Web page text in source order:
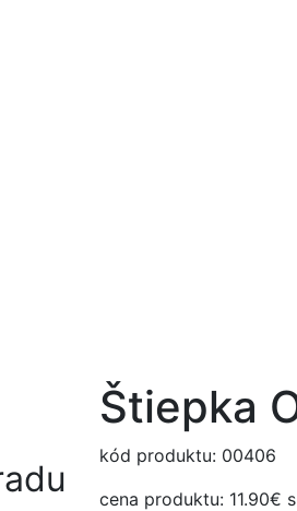
Štiepka
kód produktu: 00406
cena produktu: 11.90€